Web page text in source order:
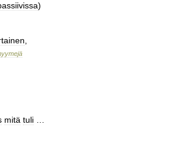
)
mitä tuli